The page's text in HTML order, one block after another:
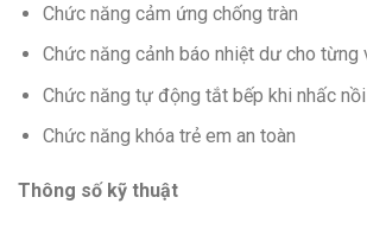
Chức năng cảm ứng chống tràn
Chức năng cảnh báo nhiệt dư cho từng
Chức năng tự động tắt bếp khi nhấc
Chức năng khóa trẻ em an toàn
Thông số kỹ thuật